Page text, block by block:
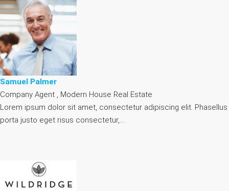
Samuel Palmer
Company Agent , Modern House Real Estate
Lorem ipsum dolor sit amet, consectetur adipiscing elit. Phasellus
porta justo eget risus consectetur,…